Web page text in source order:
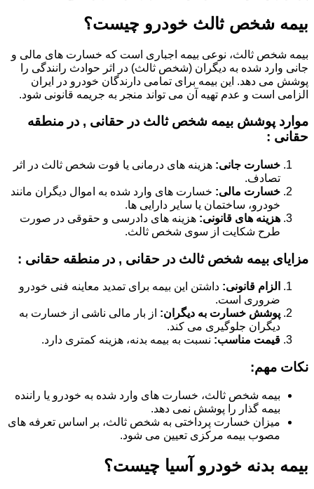
بیمه شخص ثالث خودرو چیست؟
بیمه شخص ثالث، نوعی بیمه اجباری است که خسارت های مالی و
جانی وارد شده به دیگران (شخص ثالث) در اثر حوادث رانندگی را
پوشش می دهد. این بیمه برای تمامی دارندگان خودرو در ایران
الزامی است و عدم تهیه آن می تواند منجر به جریمه قانونی شود.
موارد پوشش بیمه شخص ثالث در حقانی , در منطقه
حقانی :
خسارت جانی: هزینه های درمانی یا فوت شخص ثالث در اثر
تصادف.
خسارت مالی: خسارت های وارد شده به اموال دیگران مانند
خودرو، ساختمان یا سایر دارایی ها.
هزینه های قانونی: هزینه های دادرسی و حقوقی در صورت
طرح شکایت از سوی شخص ثالث.
مزایای بیمه شخص ثالث در حقانی , در منطقه حقانی :
الزام قانونی: داشتن این بیمه برای تمدید معاینه فنی خودرو
ضروری است.
پوشش خسارت به دیگران: از بار مالی ناشی از خسارت به
دیگران جلوگیری می کند.
قیمت مناسب: نسبت به بیمه بدنه، هزینه کمتری دارد.
نکات مهم:
بیمه شخص ثالث، خسارت های وارد شده به خودرو یا راننده
بیمه گذار را پوشش نمی دهد.
میزان خسارت پرداختی به شخص ثالث، بر اساس تعرفه های
مصوب بیمه مرکزی تعیین می شود.
بیمه بدنه خودرو آسیا چیست؟